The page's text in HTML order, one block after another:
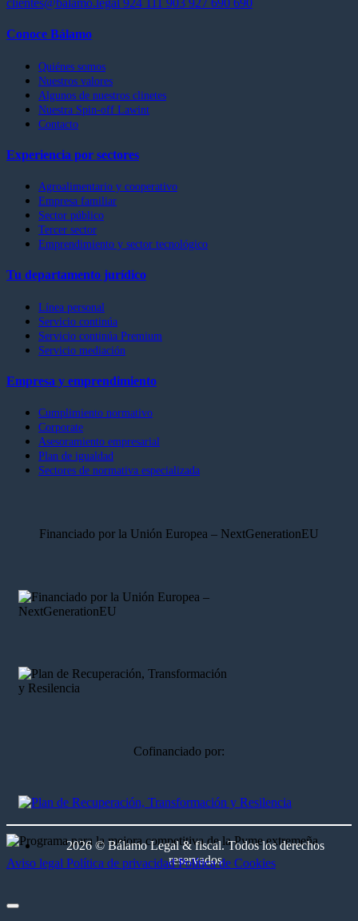
clientes@balamo.legal 924 111 903 927 690 690
Conoce Bálamo
Quiénes somos
Nuestros valores
Algunos de nuestros clinetes
Nuestra Spin-off Lawint
Contacto
Experiencia por sectores
Agroalimentario y cooperativo
Empresa familiar
Sector público
Tercer sector
Emprendimiento y sector tecnológico
Tu departamento jurídico
Línea personal
Servicio continúa
Servicio continúa Premium
Servicio mediación
Empresa y emprendimiento
Cumplimiento normativo
Corporate
Asesoramiento empresarial
Plan de igualdad
Sectores de normativa especializada
Financiado por la Unión Europea – NextGenerationEU
Cofinanciado por:
2026 © Bálamo Legal & fiscal. Todos los derechos
reservados
Aviso legal Política de privacidad Política de Cookies